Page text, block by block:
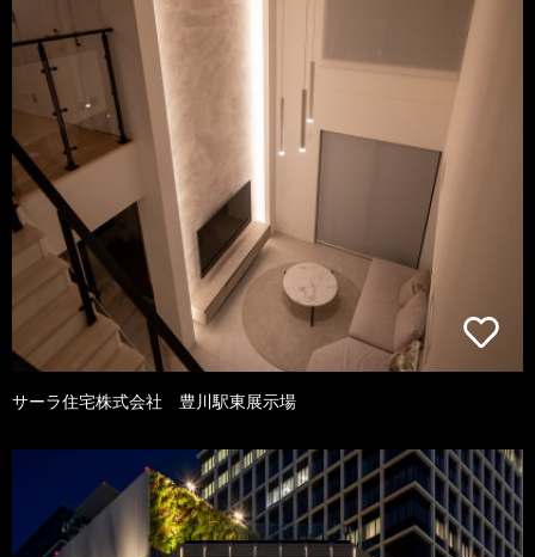
サーラ住宅株式会社 豊川駅東展示場